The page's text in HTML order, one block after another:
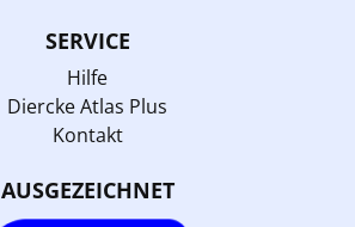
SERVICE
Hilfe
Diercke Atlas Plus
Kontakt
AUSGEZEICHNET